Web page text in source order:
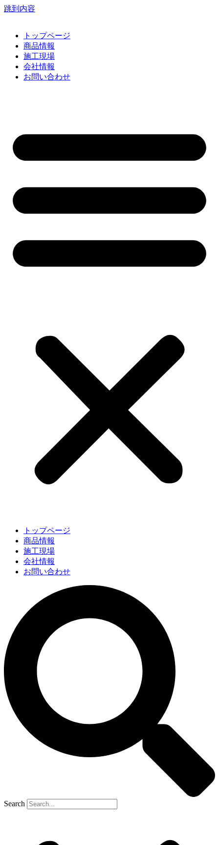
跳到内容
トップページ
商品情報
施工現場
会社情報
お問い合わせ
トップページ
商品情報
施工現場
会社情報
お問い合わせ
Search